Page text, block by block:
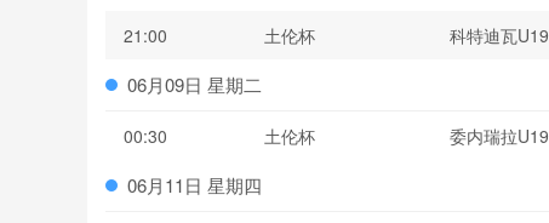
21:00
土伦杯 科特迪瓦U19
06月09日 星期二
00:30 土伦杯 委内瑞拉U19
06月11日 星期四